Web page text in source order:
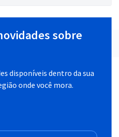
sobre
disponíveis dentro da sua
onde você mora.